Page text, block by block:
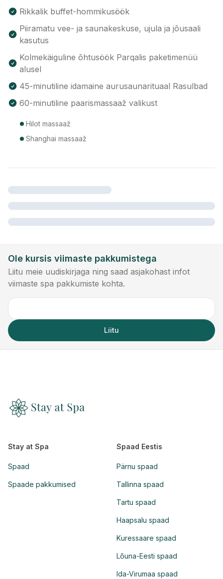
Rikkalik buffet-hommikusöök
Piiramatu vee- ja saunakeskuse, ujula ja jõusaali
kasutus
Kolmekäiguline õhtusöök Parqalis paketimenüü
alusel
45-minutiline idamaine aurusaunarituaal Rasulbad
60-minutiline paarismassaaž valikust
Hilot massaaž
Shanghai massaaž
Ole kursis viimaste pakkumistega
Liitu meie uudiskirjaga ning saad asjakohast infot
viimaste spa pakkumiste kohta.
Liitu
Stay at Spa
Spaad
Spaade pakkumised
Spaad Eestis
Pärnu spaad
Tallinna spaad
Tartu spaad
Haapsalu spaad
Kuressaare spaad
Lõuna-Eesti spaad
Ida-Virumaa spaad